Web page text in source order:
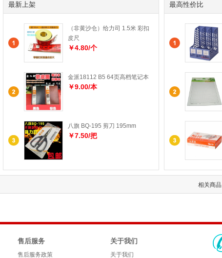
最新上架
（非黄沙仓）给力司 1.5米 彩扣
皮尺
￥4.80/个
金派18112 B5 64页高档笔记本
￥9.00/本
八旗 BQ-195 剪刀 195mm
￥7.50/把
最高性价比
相关商品
售后服务
售后服务政策
关于我们
关于我们